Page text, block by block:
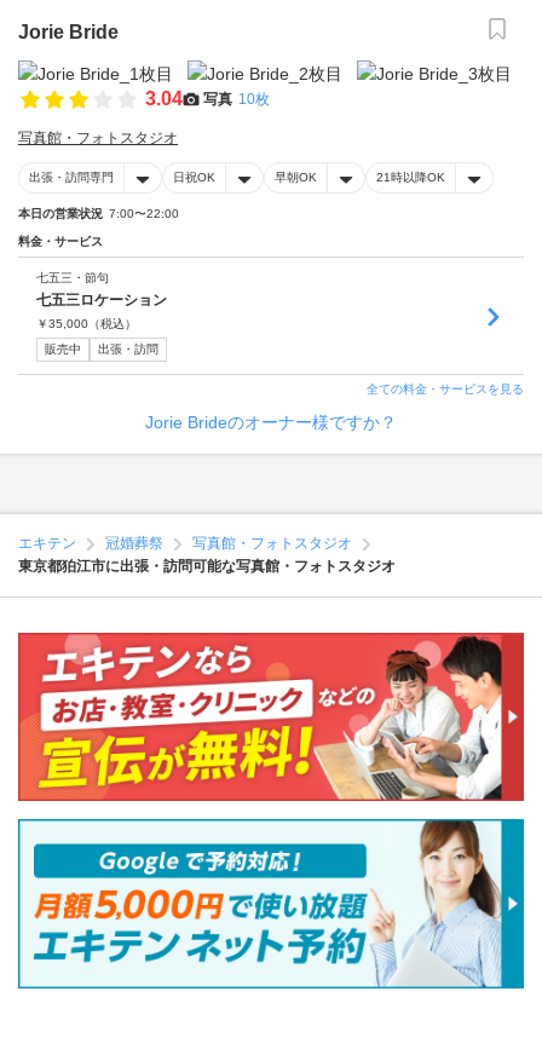
Jorie Bride
3.04 写真 10枚
写真館・フォトスタジオ
出張・訪問専門 日祝OK 早朝OK 21時以降OK
本日の営業状況 7:00〜22:00
料金・サービス
七五三・節句
七五三ロケーション
￥35,000 （税込）
販売中
出張・訪問
全ての料金・サービスを見る
Jorie Brideのオーナー様ですか？
エキテン 冠婚葬祭
写真館・フォトスタジオ
東京都狛江市に出張・訪問可能な写真館・フォトスタジオ